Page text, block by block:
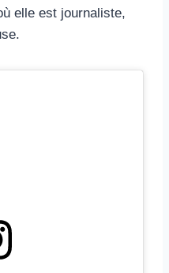
elle est journaliste,